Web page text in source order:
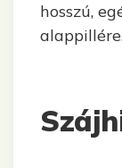
hosszú,